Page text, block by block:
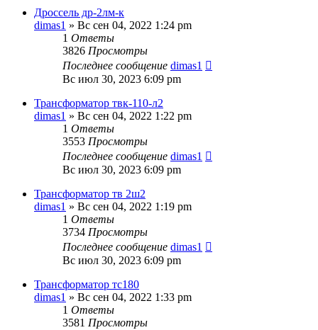
Дроссель др-2лм-к
dimas1 » Вс сен 04, 2022 1:24 pm
1 Ответы
3826 Просмотры
Последнее сообщение dimas1
Вс июл 30, 2023 6:09 pm
Трансформатор твк-110-л2
dimas1 » Вс сен 04, 2022 1:22 pm
1 Ответы
3553 Просмотры
Последнее сообщение dimas1
Вс июл 30, 2023 6:09 pm
Трансформатор тв 2ш2
dimas1 » Вс сен 04, 2022 1:19 pm
1 Ответы
3734 Просмотры
Последнее сообщение dimas1
Вс июл 30, 2023 6:09 pm
Трансформатор тс180
dimas1 » Вс сен 04, 2022 1:33 pm
1 Ответы
3581 Просмотры